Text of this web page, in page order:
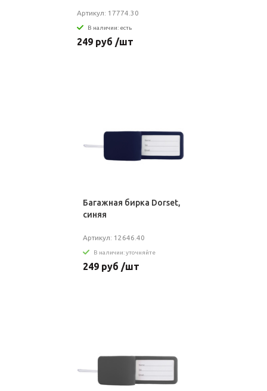
Артикул: 17774.30
В наличии: есть
249 руб /шт
Багажная бирка Dorset,
синяя
Артикул: 12646.40
В наличии: уточняйте
249 руб /шт